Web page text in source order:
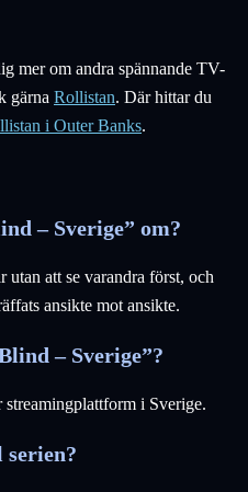
mer om andra spännande TV-
gärna Rollistan. Där hittar du
i Outer Banks.
– Sverige” om?
utan att se varandra först, och
ansikte mot ansikte.
– Sverige”?
streamingplattform i Sverige.